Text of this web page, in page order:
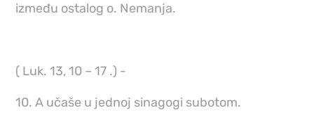
između ostalog o. Nemanja.
( Luk. 13, 10 – 17 .) -
10. A učaše u jednoj sinagogi subotom.